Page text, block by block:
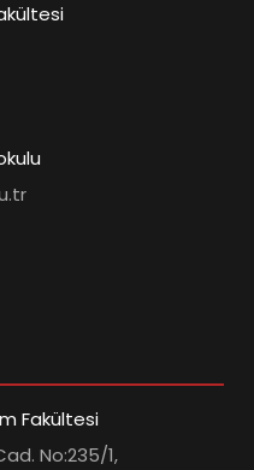
Fakültesi
No:235/1,